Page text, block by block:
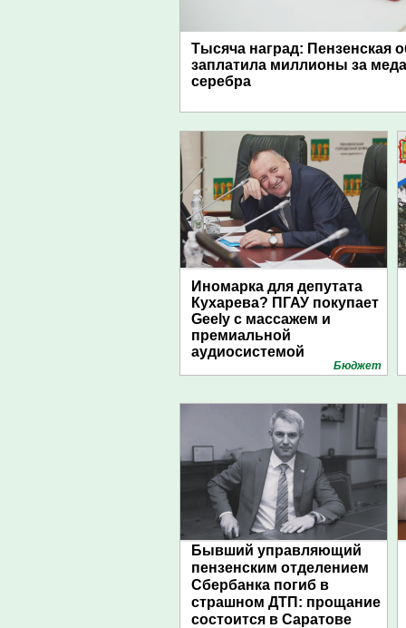
Тысяча наград: Пензенская
заплатила миллионы за
серебра
Иномарка для депутата
Кухарева? ПГАУ покупает
Geely с массажем и
премиальной
аудиосистемой
Бюджет
Бывший управляющий
пензенским отделением
Сбербанка погиб в
страшном ДТП: прощание
состоится в Саратове